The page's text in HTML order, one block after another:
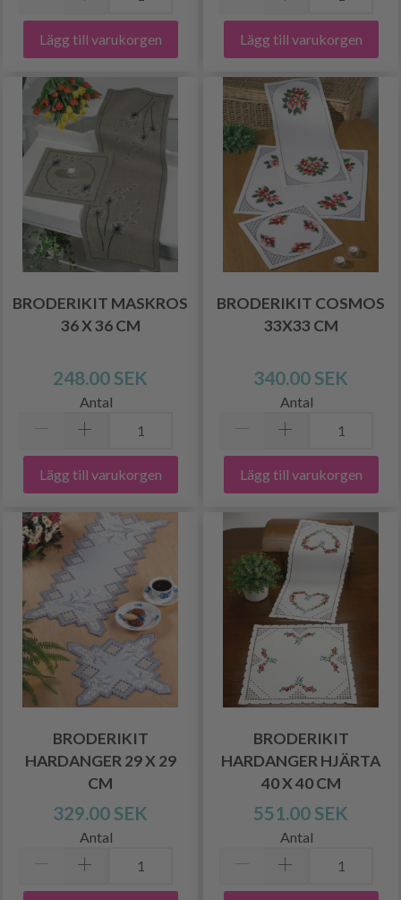
Lägg till varukorgen Lägg till varukorgen
BRODERIKIT MASKROS
36 X 36 CM
248.00 SEK
Antal
Lägg till varukorgen
BRODERIKIT COSMOS
33X33 CM
340.00 SEK
Antal
Lägg till varukorgen
BRODERIKIT
HARDANGER 29 X 29
CM
329.00 SEK
Antal
BRODERIKIT
HARDANGER HJÄRTA
40 X 40 CM
551.00 SEK
Antal